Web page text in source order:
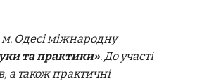
Одесі міжнародну
та практики». До участі
а також практичні